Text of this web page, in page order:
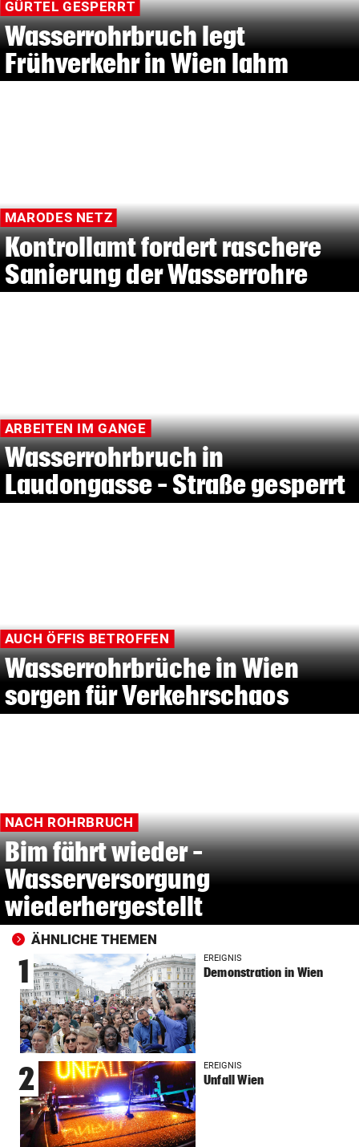
GÜRTEL GESPERRT
Wasserrohrbruch legt
Frühverkehr in Wien lahm
MARODES NETZ
Kontrollamt fordert raschere
Sanierung der Wasserrohre
ARBEITEN IM GANGE
Wasserrohrbruch in
Laudongasse – Straße gesperrt
AUCH ÖFFIS BETROFFEN
Wasserrohrbrüche in Wien
sorgen für Verkehrschaos
NACH ROHRBRUCH
Bim fährt wieder –
Wasserversorgung
wiederhergestellt
ÄHNLICHE THEMEN
1 EREIGNIS
Demonstration in Wien
2 EREIGNIS
Unfall Wien